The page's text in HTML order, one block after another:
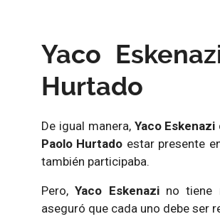
Yaco
Hurtado
De igual manera, Yaco Eskenazi
Paolo Hurtado estar presente
también participaba.
Pero,Yaco Eskenazino tiene
aseguró que cada uno debe ser